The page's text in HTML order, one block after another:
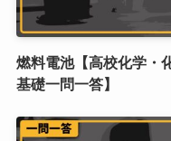
燃料電池【高校化学・
基礎一問一答】